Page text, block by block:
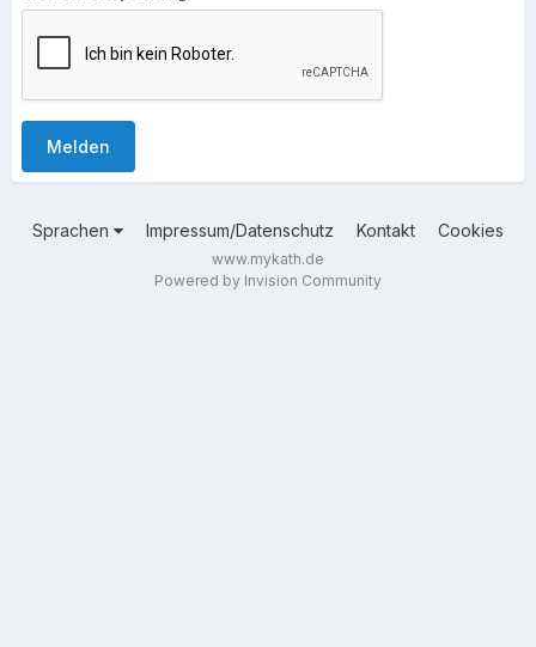
Melden
Sprachen Impressum/Datenschutz Kontakt Cookies
www.mykath.de
Powered by Invision Community